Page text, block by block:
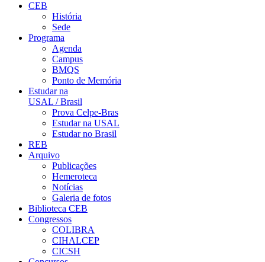
CEB
História
Sede
Programa
Agenda
Campus
BMQS
Ponto de Memória
Estudar na
USAL / Brasil
Prova Celpe-Bras
Estudar na USAL
Estudar no Brasil
REB
Arquivo
Publicações
Hemeroteca
Notícias
Galeria de fotos
Biblioteca CEB
Congressos
COLIBRA
CIHALCEP
CICSH